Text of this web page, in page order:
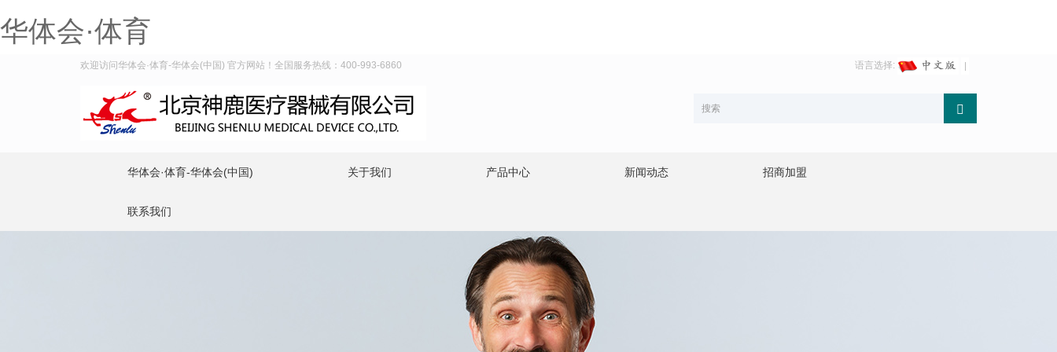
华体会·体育
欢迎访问华体会·体育-华体会(中国) 官方网站！全国服务热线：400-993-6860 语言选择:
华体会·体育-华体会(中国) 关于我们 产品中心 新闻动态 招商加盟
联系我们